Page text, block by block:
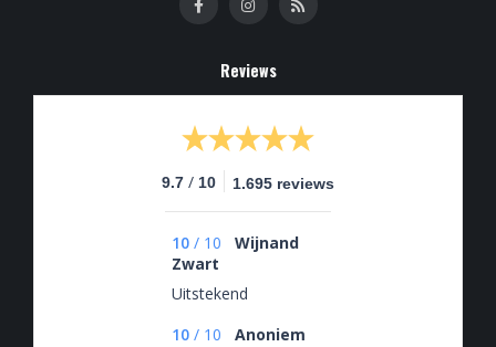
Reviews
9.7 / 10 1.695 reviews
10 / 10
Wijnand
Zwart
Uitstekend
10 / 10
Anoniem